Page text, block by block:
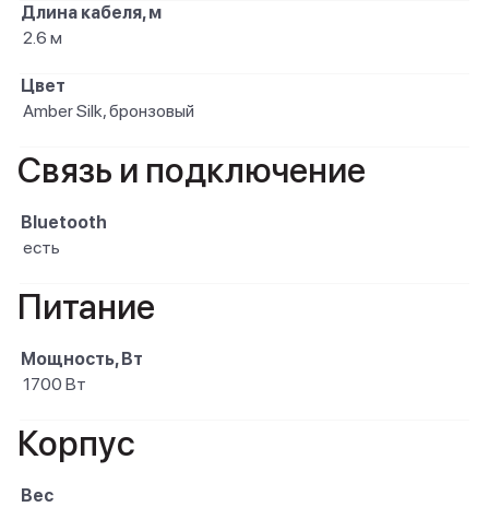
Длина кабеля, м
2.6 м
Цвет
Amber Silk, бронзовый
Связь и подключение
Bluetooth
есть
Питание
Мощность, Вт
1700 Вт
Корпус
Вес